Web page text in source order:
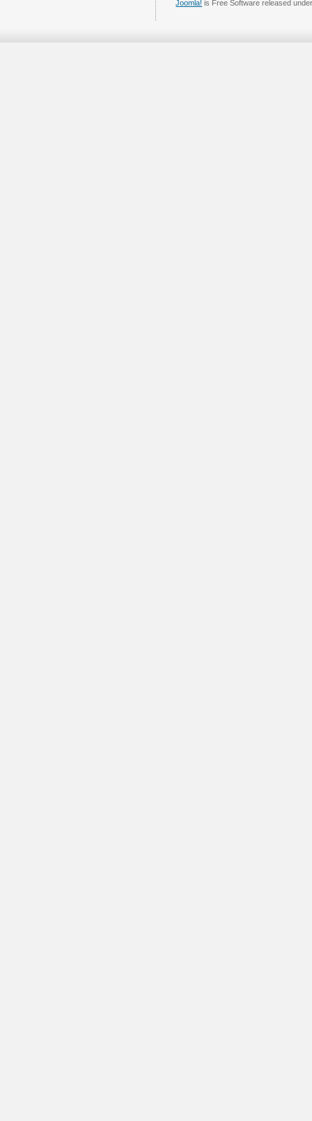
Joomla! is Free Software released